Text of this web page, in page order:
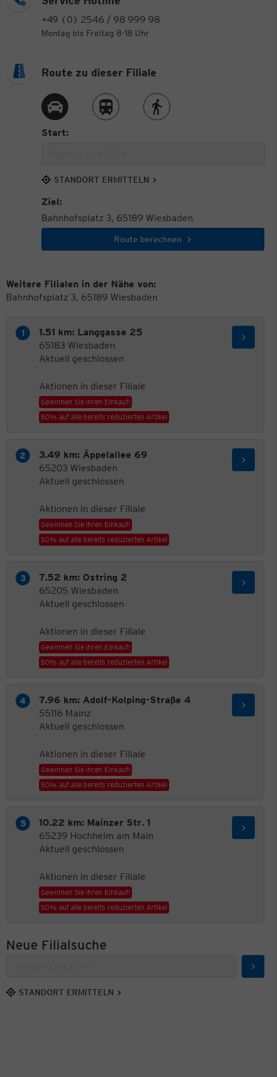
+49 (0) 2546 / 98 999 98
Montag bis Freitag 8-18 Uhr
Route zu dieser Filiale
Route per AutoRoute per ZugRoute zu Fuß
Start:
STANDORT ERMITTELN
Ziel:
Bahnhofsplatz 3, 65189 Wiesbaden
Route berechnen
Weitere Filialen in der Nähe von:
Bahnhofsplatz 3, 65189 Wiesbaden
1.51 km: Langgasse 25
65183 Wiesbaden
Aktuell geschlossen
Aktionen in dieser Filiale
Gewinnen Sie Ihren Einkauf!
50% auf alle bereits reduzierten Artikel
3.49 km: Äppelallee 69
65203 Wiesbaden
Aktuell geschlossen
Aktionen in dieser Filiale
Gewinnen Sie Ihren Einkauf!
50% auf alle bereits reduzierten Artikel
7.52 km: Ostring 2
65205 Wiesbaden
Aktuell geschlossen
Aktionen in dieser Filiale
Gewinnen Sie Ihren Einkauf!
50% auf alle bereits reduzierten Artikel
7.96 km: Adolf-Kolping-Straße 4
55116 Mainz
Aktuell geschlossen
Aktionen in dieser Filiale
Gewinnen Sie Ihren Einkauf!
50% auf alle bereits reduzierten Artikel
10.22 km: Mainzer Str. 1
65239 Hochheim am Main
Aktuell geschlossen
Aktionen in dieser Filiale
Gewinnen Sie Ihren Einkauf!
50% auf alle bereits reduzierten Artikel
Neue Filialsuche
Suchen
STANDORT ERMITTELN